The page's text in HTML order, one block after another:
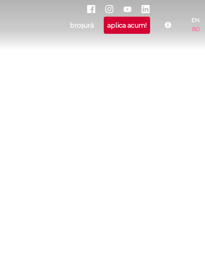
broșură aplica acum!
EN
RO